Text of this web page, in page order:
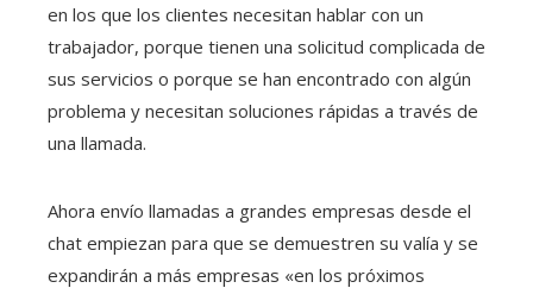
en los que los clientes necesitan hablar con un
trabajador, porque tienen una solicitud complicada de
sus servicios o porque se han encontrado con algún
problema y necesitan soluciones rápidas a través de
una llamada.
Ahora envío llamadas a grandes empresas desde el
chat empiezan para que se demuestren su valía y se
expandirán a más empresas «en los próximos